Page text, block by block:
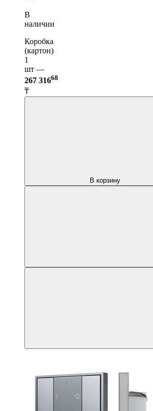
В
наличии
Коробка
(картон)
1
шт —
267 31668
₸
В корзину